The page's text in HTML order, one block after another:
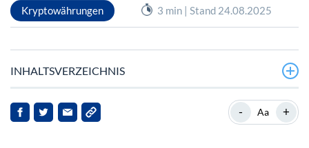
Kryptowährungen 3 min | Stand 24.08.2025
INHALTSVERZEICHNIS
- Aa +